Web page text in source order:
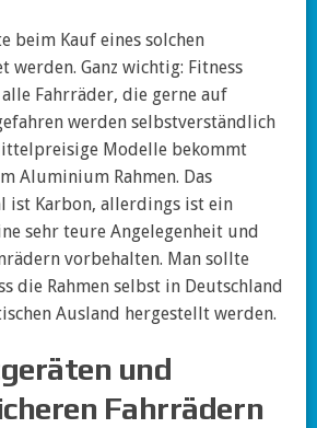
beim Kauf eines solchen
werden. Ganz wichtig: Fitness
Fahrräder, die gerne auf
werden selbstverständlich
Modelle bekommt
Aluminium Rahmen. Das
ist Karbon, allerdings ist ein
sehr teure Angelegenheit und
vorbehalten. Man sollte
die Rahmen selbst in Deutschland
Ausland hergestellt werden.
und
Fahrrädern